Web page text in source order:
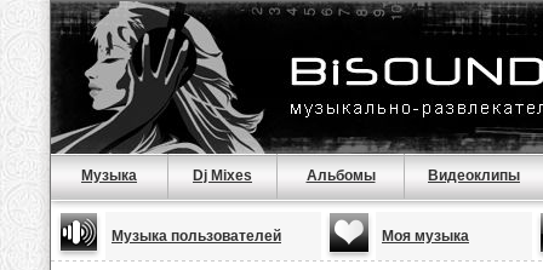
Музыка Dj Mixes Альбомы Видеоклипы
Музыка пользователей Моя музыка